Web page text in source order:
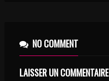
NO COMMENT
LAISSER UN COMMENTAIRE